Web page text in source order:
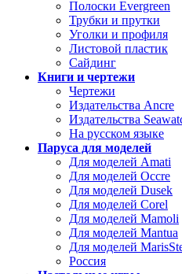
Полоски Evergreen
Трубки и прутки
Уголки и профиля
Листовой пластик
Сайдинг
Книги и чертежи
Чертежи
Издательства Ancre
Издательства
На русском языке
Паруса для моделей
Для моделей Amati
Для моделей Occre
Для моделей Dusek
Для моделей Corel
Для моделей Mamoli
Для моделей Mantua
Для моделей
Россия